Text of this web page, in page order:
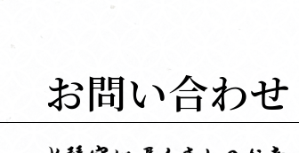
お問い合わせ